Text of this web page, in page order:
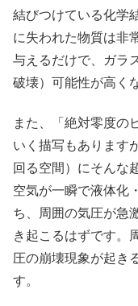
結びつけている化学
に失われた物質は非
与えるだけで、ガラ
破壊）可能性が高く
また、「絶対零度の
いく描写もあります
回る空間）にそんな
空気が一瞬で液体化
ち、周囲の気圧が急
き起こるはずです。
圧の崩壊現象が起き
す。